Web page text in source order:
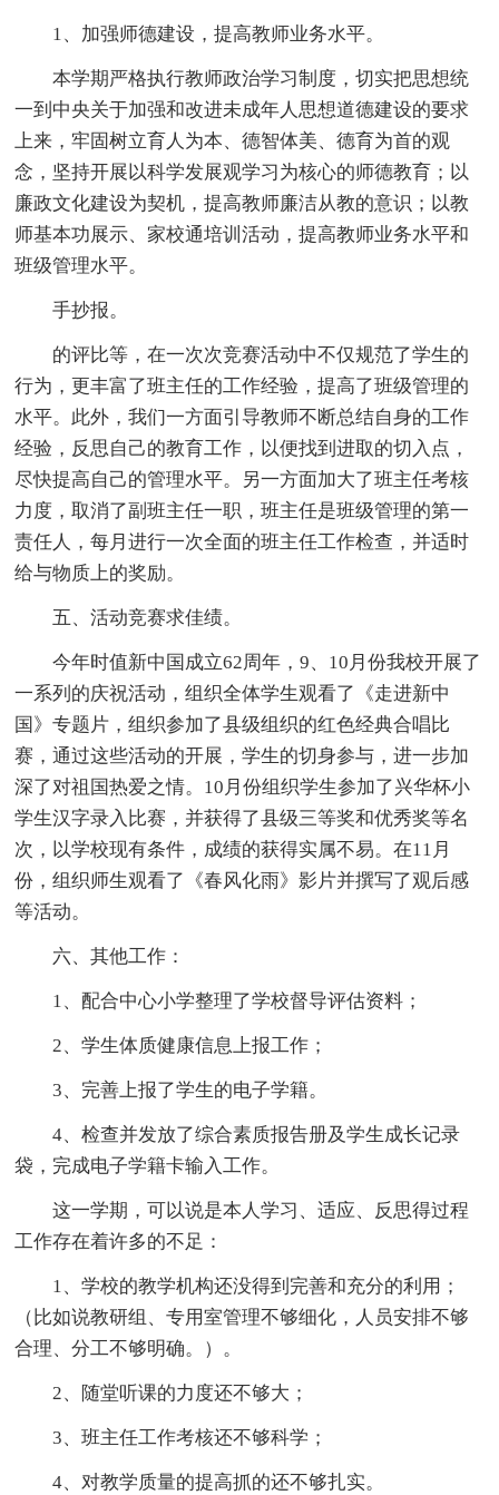
1、加强师德建设，提高教师业务水平。
本学期严格执行教师政治学习制度，切实把思想统
一到中央关于加强和改进未成年人思想道德建设的要求
上来，牢固树立育人为本、德智体美、德育为首的观
念，坚持开展以科学发展观学习为核心的师德教育；以
廉政文化建设为契机，提高教师廉洁从教的意识；以教
师基本功展示、家校通培训活动，提高教师业务水平和
班级管理水平。
手抄报。
的评比等，在一次次竞赛活动中不仅规范了学生的
行为，更丰富了班主任的工作经验，提高了班级管理的
水平。此外，我们一方面引导教师不断总结自身的工作
经验，反思自己的教育工作，以便找到进取的切入点，
尽快提高自己的管理水平。另一方面加大了班主任考核
力度，取消了副班主任一职，班主任是班级管理的第一
责任人，每月进行一次全面的班主任工作检查，并适时
给与物质上的奖励。
五、活动竞赛求佳绩。
今年时值新中国成立62周年，9、10月份我校开展了
一系列的庆祝活动，组织全体学生观看了《走进新中
国》专题片，组织参加了县级组织的红色经典合唱比
赛，通过这些活动的开展，学生的切身参与，进一步加
深了对祖国热爱之情。10月份组织学生参加了兴华杯小
学生汉字录入比赛，并获得了县级三等奖和优秀奖等名
次，以学校现有条件，成绩的获得实属不易。在11月
份，组织师生观看了《春风化雨》影片并撰写了观后感
等活动。
六、其他工作：
1、配合中心小学整理了学校督导评估资料；
2、学生体质健康信息上报工作；
3、完善上报了学生的电子学籍。
4、检查并发放了综合素质报告册及学生成长记录
袋，完成电子学籍卡输入工作。
这一学期，可以说是本人学习、适应、反思得过程
工作存在着许多的不足：
1、学校的教学机构还没得到完善和充分的利用；
（比如说教研组、专用室管理不够细化，人员安排不够
合理、分工不够明确。）。
2、随堂听课的力度还不够大；
3、班主任工作考核还不够科学；
4、对教学质量的提高抓的还不够扎实。